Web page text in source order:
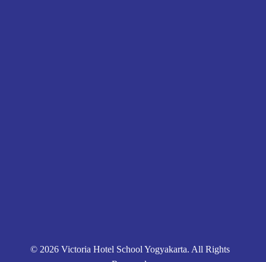
© 2026 Victoria Hotel School Yogyakarta. All Rights